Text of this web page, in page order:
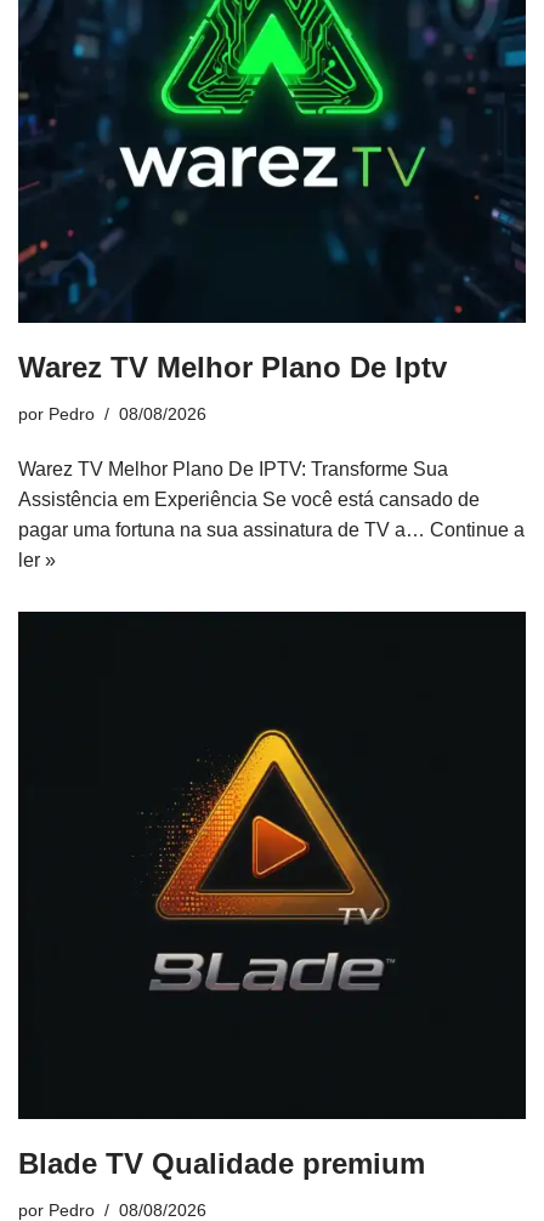
Warez TV Melhor Plano De Iptv
por Pedro 08/08/2026
Warez TV Melhor Plano De IPTV: Transforme Sua
Assistência em Experiência Se você está cansado de
pagar uma fortuna na sua assinatura de TV a… Continue a
ler »
Blade TV Qualidade premium
por Pedro 08/08/2026